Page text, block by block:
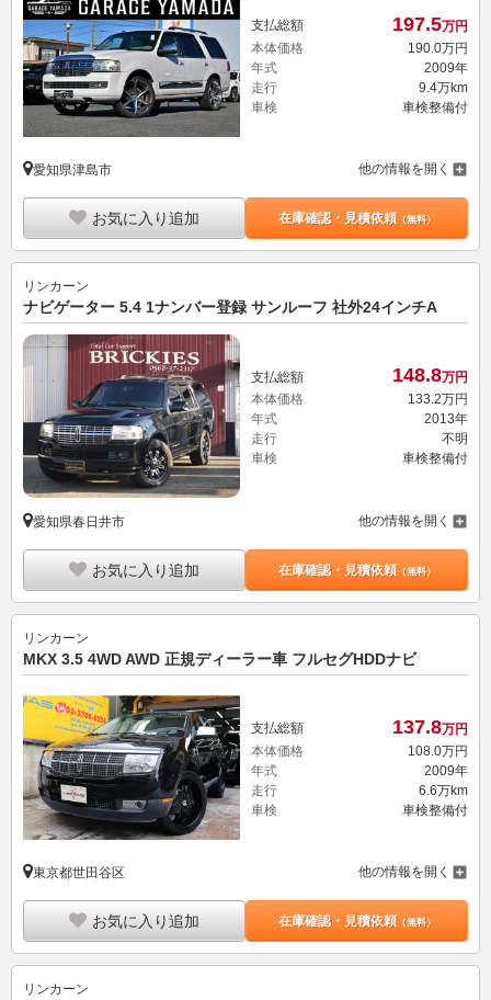
支払総額 197.5万円
本体価格
190. 0万円
年式
2009年
走行
9.4万km
車検
車検整備付
愛知県津島市 他の情報を開く
お気に入り追加 在庫確認・見積依頼（無料）
リンカーン
ナビゲーター 5.4 1ナンバー登録 サンルーフ 社外24インチA
支払総額 148.8万円
本体価格
133.2万円
年式
2013年
走行
不明
車検
車検整備付
愛知県春日井市 他の情報を開く
お気に入り追加 在庫確認・見積依頼（無料）
リンカーン
MKX 3.5 4WD AWD 正規ディーラー車 フルセグHDDナビ
支払総額 137.8万円
本体価格
108. 0万円
年式
2009年
走行
6.6万km
車検
車検整備付
東京都世田谷区 他の情報を開く
お気に入り追加 在庫確認・見積依頼（無料）
リンカーン